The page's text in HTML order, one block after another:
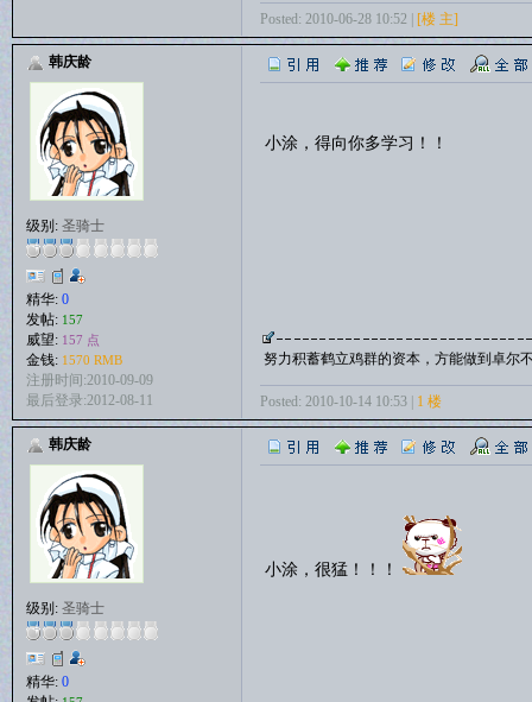
Posted: 2010-06-28 10:52 | [楼 主]
韩庆龄
级别: 圣骑士
精华: 0
发帖: 157
威望: 157 点
金钱: 1570 RMB
注册时间:2010-09-09
最后登录:2012-08-11
小涂，得向你多学习！！
努力积蓄鹤立鸡群的资本，方能做到卓尔
Posted: 2010-10-14 10:53 | 1 楼
韩庆龄
级别: 圣骑士
精华: 0
小涂，很猛！！！